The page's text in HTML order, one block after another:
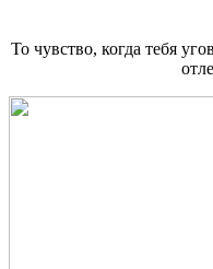
То чувство, когда тебя